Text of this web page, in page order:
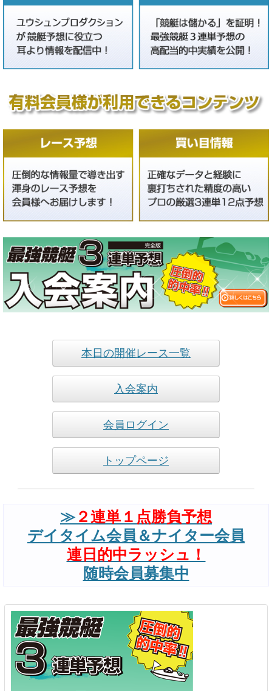
本日の開催レース一覧
入会案内
会員ログイン
トップページ
≫ ２連単１点勝負予想
デイタイム会員＆ナイター会員
連日的中ラッシュ！
随時会員募集中